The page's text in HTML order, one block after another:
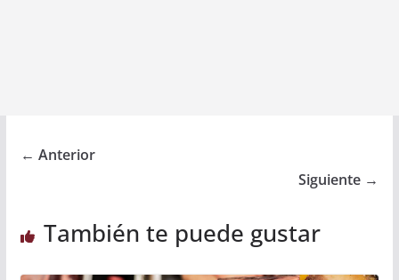
← Anterior
Siguiente →
También te puede gustar